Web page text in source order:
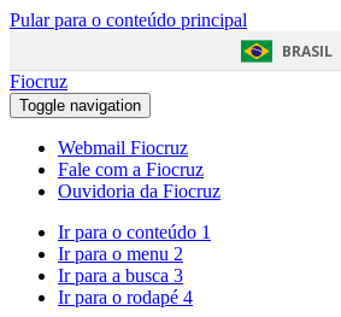
Pular para o conteúdo principal
BRASIL
Fiocruz
Toggle navigation
Webmail Fiocruz
Fale com a Fiocruz
Ouvidoria da Fiocruz
Ir para o conteúdo 1
Ir para o menu 2
Ir para a busca 3
Ir para o rodapé 4